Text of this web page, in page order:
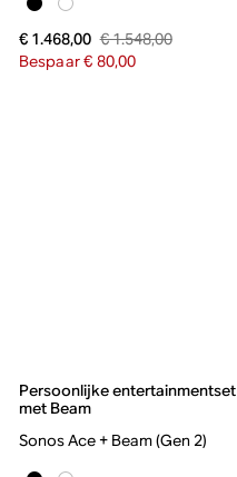
€ 1.468,00 € 1.548,00
Bespaar € 80,00
Persoonlijke entertainmentset
met Beam
Sonos Ace + Beam (Gen 2)